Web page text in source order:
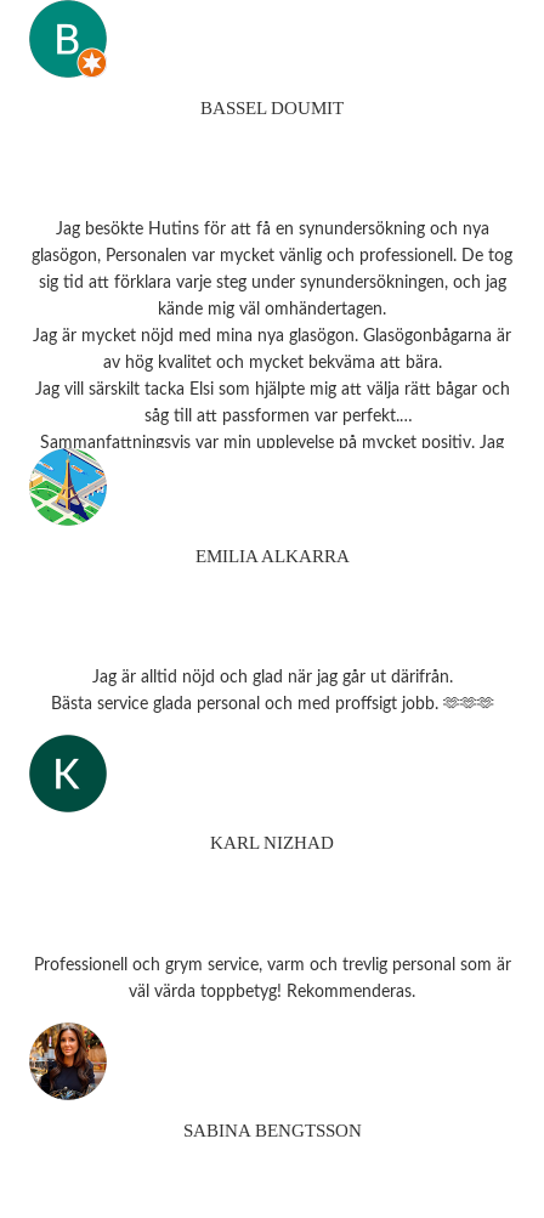
BASSEL DOUMIT
Jag besökte Hutins för att få en synundersökning och nya
glasögon, Personalen var mycket vänlig och professionell. De tog
sig tid att förklara varje steg under synundersökningen, och jag
kände mig väl omhändertagen.
Jag är mycket nöjd med mina nya glasögon. Glasögonbågarna är
av hög kvalitet och mycket bekväma att bära.
Jag vill särskilt tacka Elsi som hjälpte mig att välja rätt bågar och
såg till att passformen var perfekt.
Sammanfattningsvis var min upplevelse på mycket positiv. Jag
rekommenderar starkt detta ställe till alla som behöver
EMILIA ALKARRA
Jag är alltid nöjd och glad när jag går ut därifrån.
Bästa service glada personal och med proffsigt jobb. 🫶🫶🫶
KARL NIZHAD
Professionell och grym service, varm och trevlig personal som är
väl värda toppbetyg! Rekommenderas.
SABINA BENGTSSON